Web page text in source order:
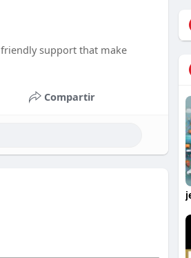
support that make
Compartir